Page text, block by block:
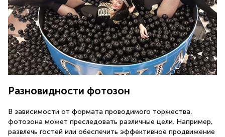
Разновидности фотозон
В зависимости от формата проводимого торжества,
фотозона может преследовать различные цели. Например,
развлечь гостей или обеспечить эффективное продвижение